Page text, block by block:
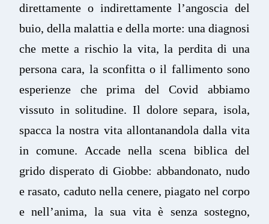
direttamente o indirettamente l’angoscia del
buio, della malattia e della morte: una diagnosi
che mette a rischio la vita, la perdita di una
persona cara, la sconfitta o il fallimento sono
esperienze che prima del Covid abbiamo
vissuto in solitudine. Il dolore separa, isola,
spacca la nostra vita allontanandola dalla vita
in comune. Accade nella scena biblica del
grido disperato di Giobbe: abbandonato, nudo
e rasato, caduto nella cenere, piagato nel corpo
e nell’anima, la sua vita è senza sostegno,